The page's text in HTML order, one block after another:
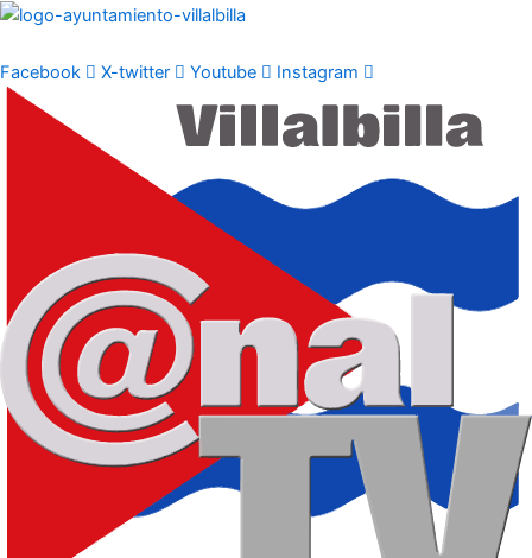
Ir
contenido
Facebook X-twitter Youtube Instagram